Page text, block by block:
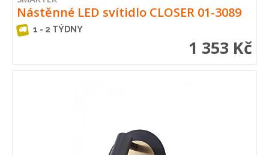
Nástěnné LED svítidlo CLOSER 01-3089
1 - 2 TÝDNY
1 353 Kč